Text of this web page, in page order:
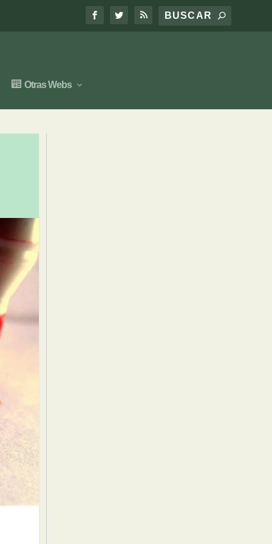
Otras Webs